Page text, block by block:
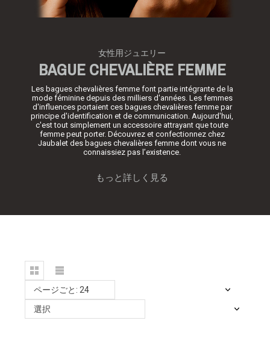
女性用ジュエリー
BAGUE CHEVALIÈRE FEMME
Les bagues chevalières femmefont partie intégrante de la
mode féminine depuis des milliers d'années. Les femmes
d'influences portaient ces bagues chevalières femme par
principe d'identification et de communication. Aujourd'hui,
c'est tout simplement un accessoire attrayant que toute
femme peut porter. Découvrez et confectionnez chez
Jaubalet des bagues chevalières femme dont vous ne
connaissiez pas l’existence.
もっと詳しく見る
ページごと: 24
選択